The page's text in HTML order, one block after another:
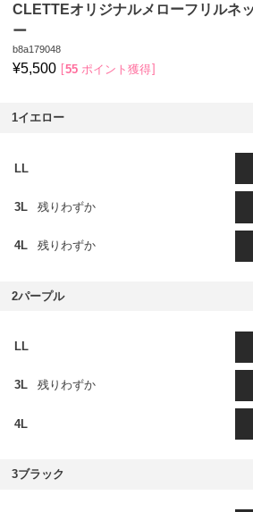
CLETTEオリジナルメローフリルネ
ー
b8a179048
¥5,500 55 ポイント獲得
1イエロー
LL
3L 残りわずか
4L 残りわずか
2パープル
LL
3L 残りわずか
4L
3ブラック